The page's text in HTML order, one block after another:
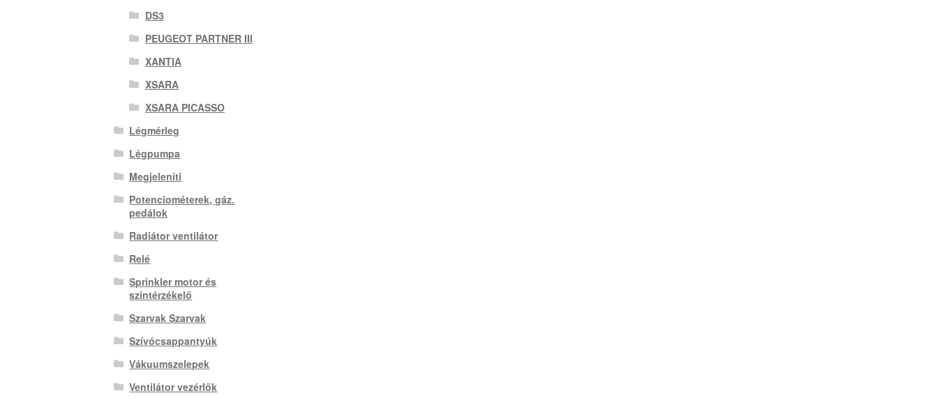
DS3
PEUGEOT PARTNER III
XANTIA
XSARA
XSARA PICASSO
Légmérleg
Légpumpa
Megjeleníti
Potenciométerek, gáz.
pedálok
Radiátor ventilátor
Relé
Sprinkler motor és
szintérzékelő
Szarvak Szarvak
Szívócsappantyúk
Vákuumszelepek
Ventilátor vezérlők